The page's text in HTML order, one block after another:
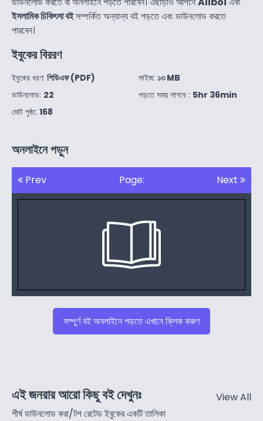
ইসলামিক চিকিৎসা বইসম্পর্কিত অন্যান্য বই পড়তে এবং ডাউনলোড করতে
পারবেন।
ইবুকের বিররণ
ইবুকের ধরণ: পিডিএফ (PDF)
ডাউনলোড: 22
মোট পৃষ্ঠা: 168
সাইজ: ১৩ MB
পড়তে সময় লাগবে : 5hr 36min
অনলাইনে পড়ুন
Prev Page: Next
সম্পুর্ণ বই অনলাইনে পড়তে এখানে ক্লিক করুণ
এই জনরার আরো কিছু বই দেখুনঃ
শীর্ষ ডাউনলোড করা/টপ রেটেড ইবুকের একটি তালিকা
View All